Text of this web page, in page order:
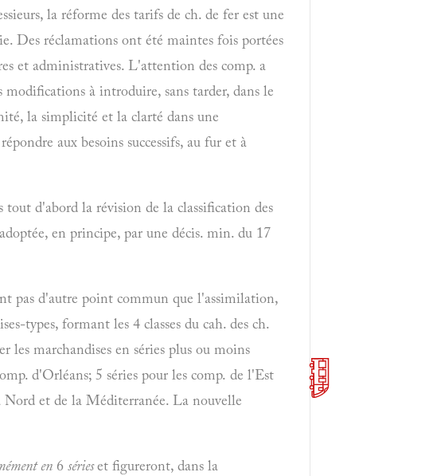
la réforme des tarifs de ch. de fer est une
Des réclamations ont été maintes fois portées
et administratives. L'attention des comp. a
modifications à introduire, sans tarder, dans le
la simplicité et la clarté dans une
aux besoins successifs, au fur et à
d'abord la révision de la classification des
en principe, par une décis. min. du 17
pas d'autre point commun que l'assimilation,
types, formant les 4 classes du cah. des ch.
les marchandises en séries plus ou moins
d'Orléans; 5 séries pour les comp. de l'Est
Nord et de la Méditerranée. La nouvelle
en 6 sérieset figureront, dans la